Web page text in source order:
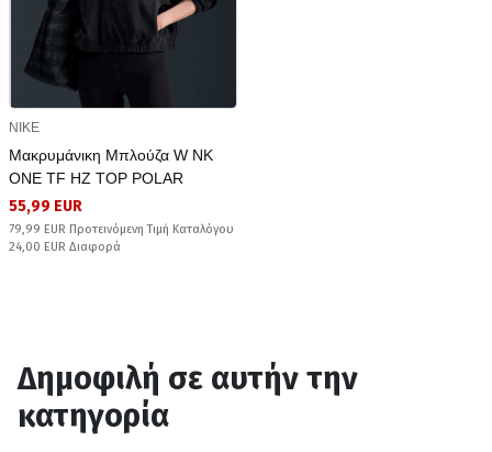
NIKE
Μακρυμάνικη Μπλούζα W NK
ONE TF HZ TOP POLAR
55,99 EUR
79,99 EUR Προτεινόμενη Τιμή Καταλόγου
24,00 EUR Διαφορά
Δημοφιλή σε αυτήν την
κατηγορία